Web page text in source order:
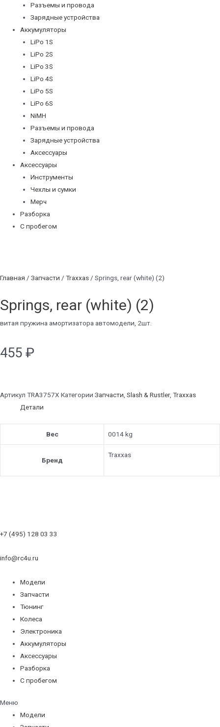
Разъемы и провода
Зарядные устройства
Аккумуляторы
LiPo 1S
LiPo 2S
LiPo 3S
LiPo 4S
LiPo 5S
LiPo 6S
NiMH
Разъемы и провода
Зарядные устройства
Аксессуары
Аксессуары
Инструменты
Чехлы и сумки
Мерч
Разборка
С пробегом
Главная / Запчасти / Traxxas / Springs, rear (white) (2)
Springs, rear (white) (2)
витая пружина амортизатора автомодели, 2шт.
455 ₽
Артикул TRA3757X Категории Запчасти, Slash & Rustler, Traxxas
Детали
Вес 0014 kg
Бренд
Traxxas
+7 (495) 128 03 33
info@rc4u.ru
Модели
Запчасти
Тюнинг
Колеса
Электроника
Аккумуляторы
Аксессуары
Разборка
С пробегом
Меню
Модели